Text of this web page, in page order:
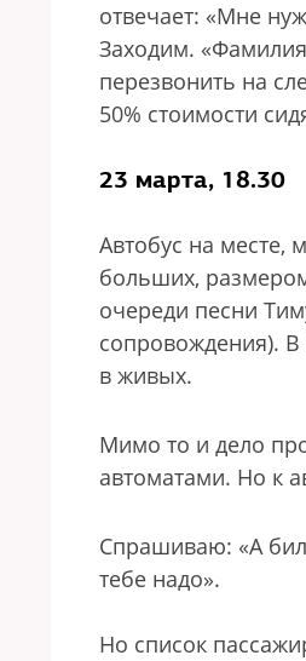
отвечает: «Мне
Заходим.
перезвонить на
50% стоимости
23 марта, 18.30
Автобус на месте,
больших,
очереди песни
сопровождения). В
в живых.
Мимо то и дело
автоматами. Но к
Спрашиваю: «А
тебе надо».
Но список